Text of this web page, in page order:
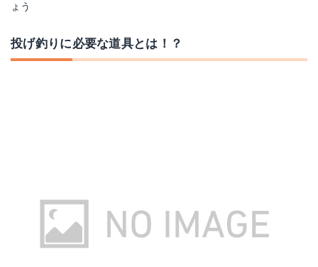
ょう
投げ釣りに必要な道具とは！？